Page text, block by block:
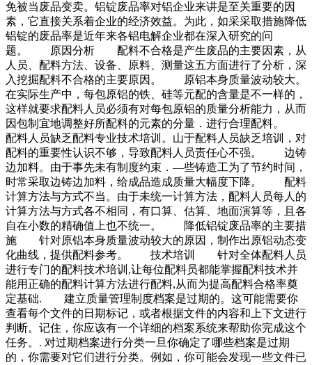
免被当废品变卖。铝锭废品率对铝企业来讲是至关重要的因
素，它直接关系着企业的经济效益。为此，如采采取措施降低
铝锭的废品率是近年来各铝电解企业都在深入研究的问
题。 原因分析 配料不合格是产生废品的主要因素，从
人员、配料方法、设备、原料、测量这五方面进行了分析，深
入挖掘配料不合格的主要原因。 原铝本身质量波动较大。
在实际生产中，每包原铝的铁、硅等元配的含量是不一样的，
这样就要求配料人员必须有对每包原铝的质量分析能力，从而
因包制宜地调整好所配料的元素的分量．进行合理配料。
配料人员缺乏配料专业技术培训。山于配料人员缺乏培训，对
配料的重要性认识不够，导致配料人员责任心不强。 边铸
边加料。由于事先未有制度约束．—些铸造工为了节约时间，
时常采取边铸边加料，给成品造成质量大幅度下降。 配料
计算方法与方式不当。由于未统一计算方法，配料人员每人的
计算方法与方式各不相同，有口算、估算、地面演算等，且各
自在小数的精确值上也不统一。 降低铝锭废品率的主要措
施 针对原铝本身质量波动较大的原因，制作出原铝动态变
化曲线，提供配料参考。 技术培训 针对全体配料人员
进行专门的配料技术培训,让每位配料员都能掌握配料技术并
能用正确的配料计算方法进行配料,从而为提高配料合格率奠
定基础. 建立质量管理制度档案是过期的。这可能需要你
查看每个文件的日期标记，或者根据文件的内容和上下文进行
判断。记住，你应该有一个详细的档案系统来帮助你完成这个
任务。. 对过期档案进行分类一旦你确定了哪些档案是过期
的，你需要对它们进行分类。例如，你可能会发现一些文件已